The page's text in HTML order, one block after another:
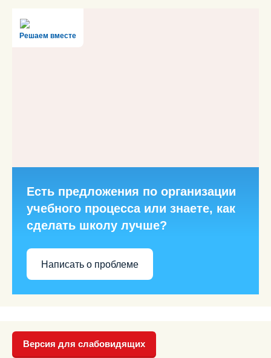
Решаем вместе
Есть предложения по организации
учебного процесса или знаете, как
сделать школу лучше?
Написать о проблеме
Версия для слабовидящих